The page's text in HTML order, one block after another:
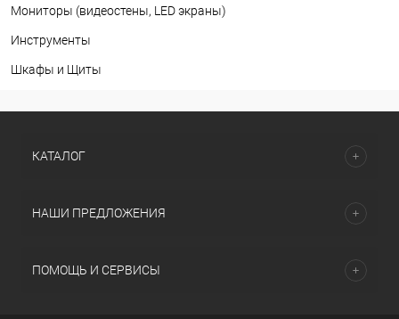
Мониторы (видеостены, LED экраны)
Инструменты
Шкафы и Щиты
КАТАЛОГ
НАШИ ПРЕДЛОЖЕНИЯ
ПОМОЩЬ И СЕРВИСЫ